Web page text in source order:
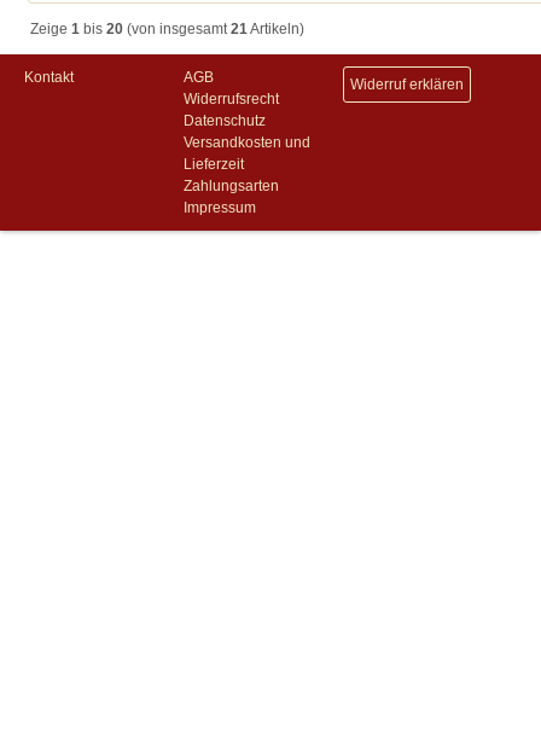
Zeige 1 bis 20 (von insgesamt21Artikeln)
Kontakt
AGB
Widerrufsrecht
Datenschutz
Versandkosten und
Lieferzeit
Zahlungsarten
Impressum
Widerruf erklären